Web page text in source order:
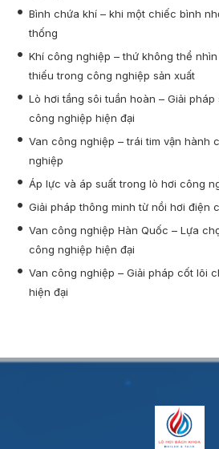
Bình chứa khí – khi một chiếc bình
thống
Khí công nghiệp – thứ không thể
thiếu trong công nghiệp sản xuất
Lò hơi tầng sôi tuần hoàn – Giải
công nghiệp hiện đại
Van công nghiệp – trái tim vận hành
nghiệp
Áp lực và áp suất trong lò hơi công
Giải pháp thông minh từ nồi hơi điện
Van công nghiệp Hàn Quốc – Lựa
công nghiệp hiện đại
Van công nghiệp – Giải pháp cốt lõi
hiện đại